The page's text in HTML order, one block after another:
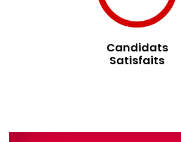
Candidats
Satisfaits